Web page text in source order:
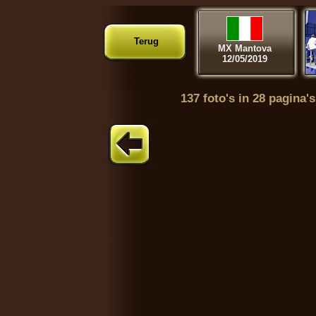
Terug
MX Mantova
12/05/2019
137 foto's in 28